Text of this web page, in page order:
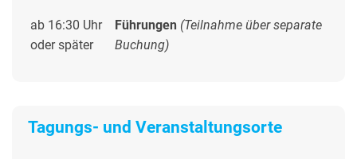
ab 16:30 Uhr
oder später
Führungen (Teilnahme über separate
Buchung)
Tagungs- und Veranstaltungsorte